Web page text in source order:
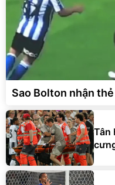
Sao Bolton nhận
Tân